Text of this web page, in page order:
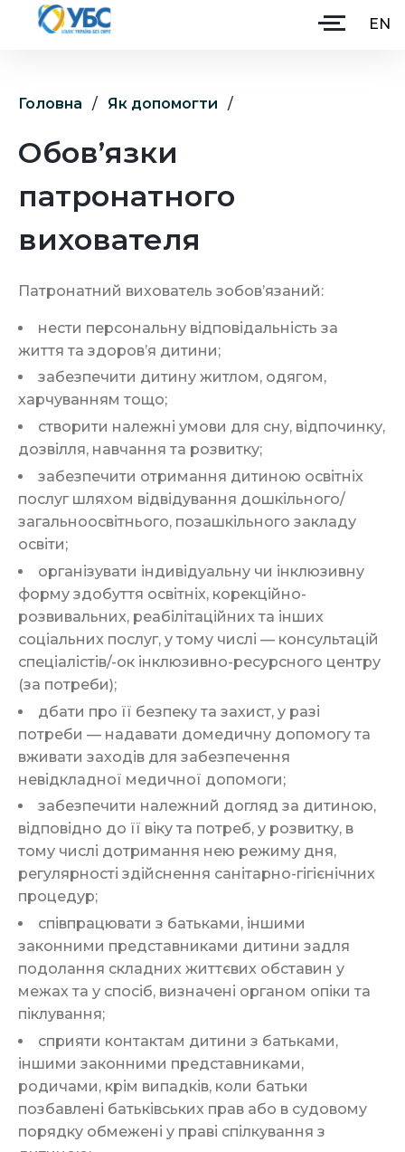
EN
Про Альянс
Партнери
Як допомогти
Долучитися
Головна / Як допомогти /
Обов’язки
патронатного
вихователя
Патронатний вихователь зобов’язаний:
нести персональну відповідальність за
життя та здоров’я дитини;
забезпечити дитину житлом, одягом,
харчуванням тощо;
створити належні умови для сну, відпочинку,
дозвілля, навчання та розвитку;
забезпечити отримання дитиною освітніх
послуг шляхом відвідування дошкільного/
загальноосвітнього, позашкільного закладу
освіти;
організувати індивідуальну чи інклюзивну
форму здобуття освітніх, корекційно-
розвивальних, реабілітаційних та інших
соціальних послуг, у тому числі — консультацій
спеціалістів/-ок інклюзивно-ресурсного центру
(за потреби);
дбати про її безпеку та захист, у разі
потреби — надавати домедичну допомогу та
вживати заходів для забезпечення
невідкладної медичної допомоги;
забезпечити належний догляд за дитиною,
відповідно до її віку та потреб, у розвитку, в
тому числі дотримання нею режиму дня,
регулярності здійснення санітарно-гігієнічних
процедур;
співпрацювати з батьками, іншими
законними представниками дитини задля
подолання складних життєвих обставин у
межах та у спосіб, визначені органом опіки та
піклування;
сприяти контактам дитини з батьками,
іншими законними представниками,
родичами, крім випадків, коли батьки
позбавлені батьківських прав або в судовому
порядку обмежені у праві спілкування з